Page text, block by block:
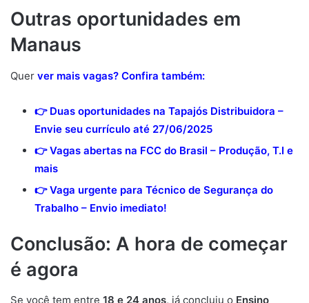
Outras oportunidades em
Manaus
Quer ver mais vagas? Confira também:
👉 Duas oportunidades na Tapajós Distribuidora –
Envie seu currículo até 27/06/2025
👉Vagas abertas na FCC do Brasil – Produção, T.I e
mais
👉Vaga urgente para Técnico de Segurança do
Trabalho – Envio imediato!
Conclusão: A hora de começar
é agora
Se você tem entre 18 e 24 anos, já concluiu o Ensino